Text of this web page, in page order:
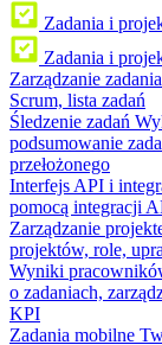
Zadania i
Zadania i
Zarządzanie
Scrum, lista zadań
Śledzenie zadań
podsumowanie
przełożonego
Interfejs API i
pomocą integracji
Zarządzanie
projektów, role,
Wyniki
o zadaniach,
KPI
Zadania mobilne